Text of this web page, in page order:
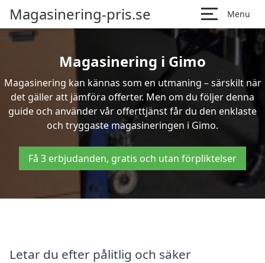
Magasinering-pris.se Menu
Magasinering i Gimo
Magasinering kan kännas som en utmaning – särskilt när
det gäller att jämföra offerter. Men om du följer denna
guide och använder vår offerttjänst får du den enklaste
och tryggaste magasineringen i Gimo.
Få 3 erbjudanden, gratis och utan förpliktelser
Letar du efter pålitlig och säker